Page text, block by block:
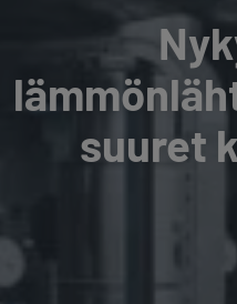
suuret